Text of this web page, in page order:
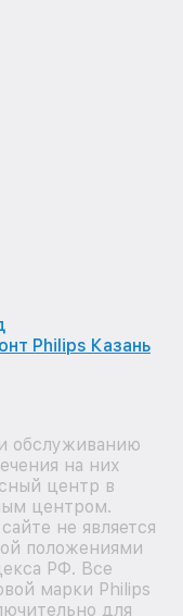
Philips Казань
обслуживанию
на них
центр в
центром.
не является
положениями
РФ. Все
марки Philips
для